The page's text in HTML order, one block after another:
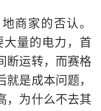
商家的否认。
大量的电力，首
断运转，而赛格
是成本问题，
，为什么不去其